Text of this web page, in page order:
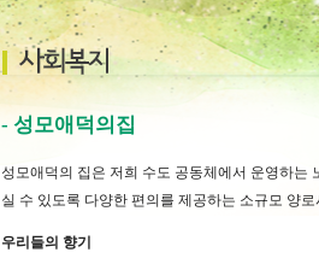
- 성모애덕의집
성모애덕의 집은 저희 수도 공동체에서 운영하는
실 수 있도록 다양한 편의를 제공하는 소규모 양로
우리들의 향기